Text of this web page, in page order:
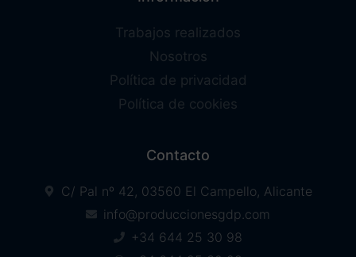
Trabajos realizados
Nosotros
Política de privacidad
Política de cookies
Contacto
C/ Pal nº 42, 03560 El Campello, Alicante
info@produccionesgdp.com
+34 644 25 30 98